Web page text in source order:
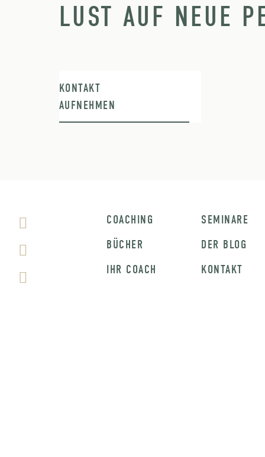
LUST AUF NEUE
KONTAKT
AUFNEHMEN
COACHING
BÜCHER
IHR COACH
SEMINARE
DER BLOG
KONTAKT